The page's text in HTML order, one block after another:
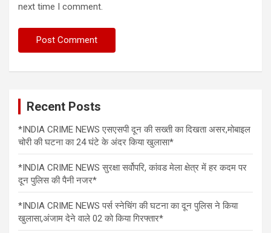
next time I comment.
Recent Posts
*INDIA CRIME NEWS एसएसपी दून की सख्ती का दिखता असर,मोबाइल
चोरी की घटना का 24 घंटे के अंदर किया खुलासा*
*INDIA CRIME NEWS सुरक्षा सर्वोपरि, कांवड मेला क्षेत्र में हर कदम पर
दून पुलिस की पैनी नजर*
*INDIA CRIME NEWS पर्स स्नेचिंग की घटना का दून पुलिस ने किया
खुलासा,अंजाम देने वाले 02 को किया गिरफ्तार*